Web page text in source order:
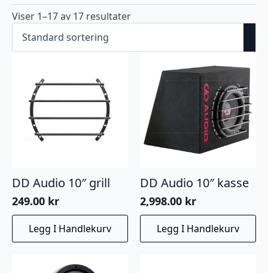
Viser 1–17 av 17 resultater
DD Audio 10″ grill
249.00 kr
Legg I Handlekurv
DD Audio 10″ kasse
2,998.00 kr
Legg I Handlekurv